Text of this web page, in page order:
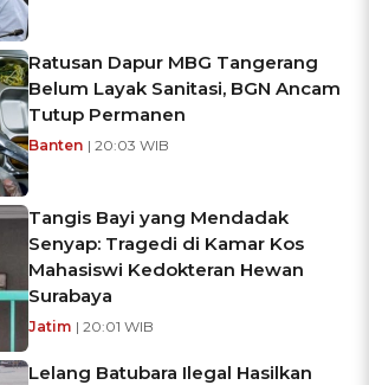
Ratusan Dapur MBG Tangerang
Belum Layak Sanitasi, BGN Ancam
Tutup Permanen
Banten | 20:03 WIB
Tangis Bayi yang Mendadak
Senyap: Tragedi di Kamar Kos
Mahasiswi Kedokteran Hewan
Surabaya
Jatim | 20:01 WIB
Lelang Batubara Ilegal Hasilkan